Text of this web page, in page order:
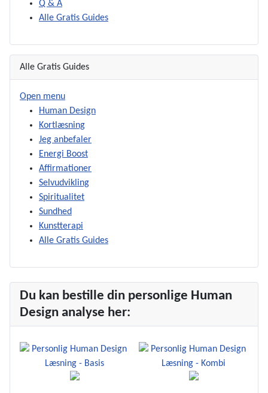
Q & A
Alle Gratis Guides
Alle Gratis Guides
Open menu
Human Design
Kortlæsning
Jeg anbefaler
Energi Boost
Affirmationer
Selvudvikling
Spiritualitet
Sundhed
Kunstterapi
Alle Gratis Guides
Du kan bestille din personlige Human
Design analyse her: